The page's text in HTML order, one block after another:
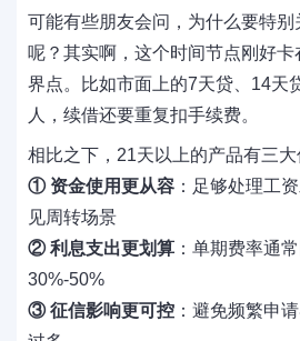
可能有些朋友会问，为什么要特
呢？其实啊，这个时间节点刚好
界点。比如市面上的7天贷、14天
人，续借还要重复扣手续费。
相比之下，21天以上的产品有三大
① 资金使用更从容 ：足够处理工
见周转场景
② 利息支出更划算 ：单期费率通
30%-50%
③ 征信影响更可控 ：避免频繁申